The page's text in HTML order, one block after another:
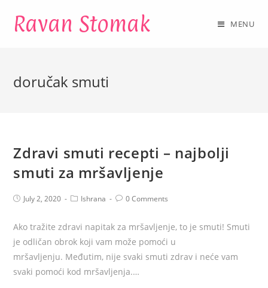
Ravan Stomak MENU
doručak smuti
Zdravi smuti recepti – najbolji
smuti za mršavljenje
July 2, 2020 Ishrana 0 Comments
Ako tražite zdravi napitak za mršavljenje, to je smuti! Smuti
je odličan obrok koji vam može pomoći u
mršavljenju. Međutim, nije svaki smuti zdrav i neće vam
svaki pomoći kod mršavljenja.…